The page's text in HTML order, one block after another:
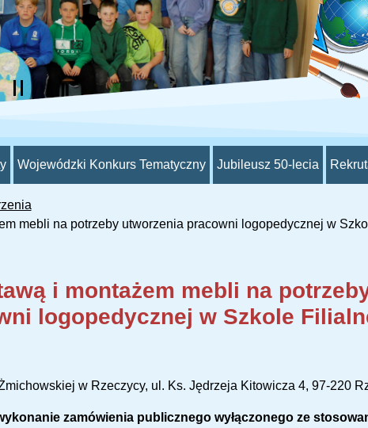
Wojewódzki Konkurs Tematyczny Jubileusz 50-lecia
mebli na potrzeby utworzenia pracowni logopedycznej w
i montażem mebli na
logopedycznej w Szkole
w Rzeczycy, ul. Ks. Jędrzeja Kitowicza 4, 97-220
zamówienia publicznego wyłączonego ze